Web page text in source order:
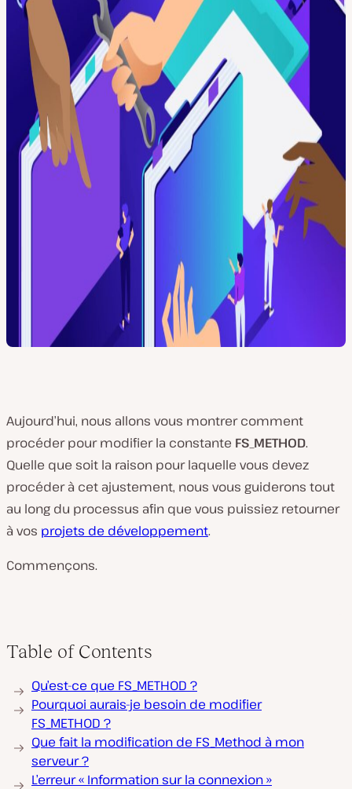
Aujourd’hui, nous allons vous montrer comment
procéder pour modifier la constante FS_METHOD.
Quelle que soit la raison pour laquelle vous devez
procéder à cet ajustement, nous vous guiderons tout
au long du processus afin que vous puissiez retourner
à vos projets de développement.
Commençons.
Table of Contents
Qu’est-ce que FS_METHOD ?
Pourquoi aurais-je besoin de modifier
FS_METHOD ?
Que fait la modification de FS_Method à mon
serveur ?
L’erreur « Information sur la connexion »